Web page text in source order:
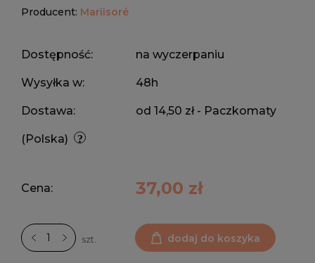
Producent: Mariisoré
Dostępność: na wyczerpaniu
Wysyłka w: 48h
Dostawa: od 14,50 zł - Paczkomaty
(Polska)
Cena: 37,00 zł
szt. dodaj do koszyka